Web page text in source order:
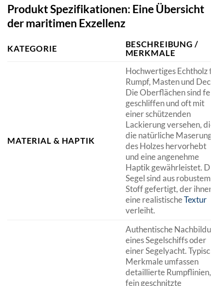
Produkt Spezifikationen: Eine Übersicht
der maritimen Exzellenz
KATEGORIE
BESCHREIBUNG /
MERKMALE
MATERIAL & HAPTIK
Hochwertiges Echtholz
Rumpf, Masten und Deck.
Die Oberflächen sind fein
geschliffen und oft mit
einer schützenden
Lackierung versehen, die
die natürliche Maserung
des Holzes hervorhebt
und eine angenehme
Haptik gewährleistet. Die
Segel sind aus robustem
Stoff gefertigt, der ihnen
eine realistischeTextur
verleiht.
Authentische
eines Segelschiffs oder
einer Segelyacht.
Merkmale umfassen
detaillierte Rumpflinien,
fein geschnitzte